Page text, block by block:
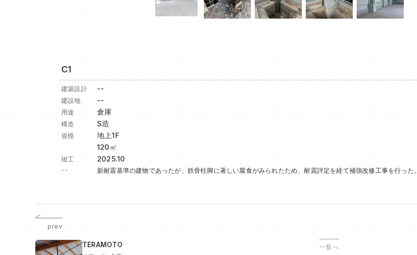
C1
建築設計 --
建設地 --
用途 倉庫
構造 S造
規模
地上1F
120㎡
竣工 2025.10
･･ 新耐震基準の建物であったが、鉄骨柱脚に著しい腐食がみられたため、耐震評定を経て補強改修工事を行った。
prev
TERAMOTO 一覧へ